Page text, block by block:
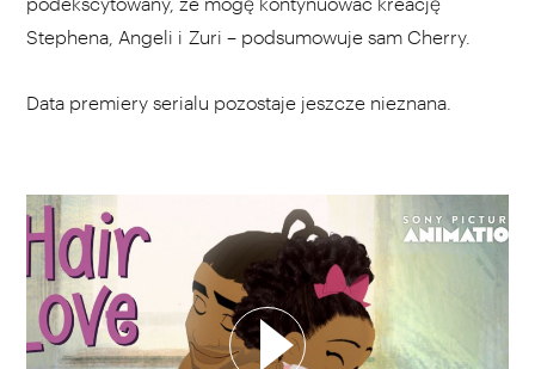
Stephena, Angeli i Zuri – podsumowuje sam Cherry.
Data premiery serialu pozostaje jeszcze nieznana.
WYBIERZ SWOJĄ PLAYLISTĘ